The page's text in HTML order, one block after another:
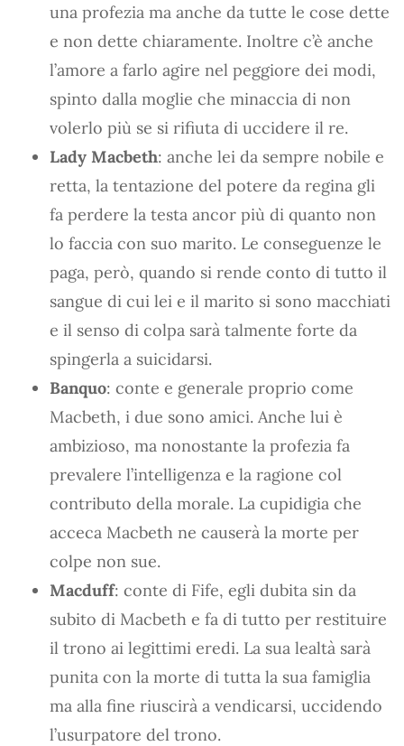
una profezia ma anche da tutte le cose dette
e non dette chiaramente. Inoltre c’è anche
l’amore a farlo agire nel peggiore dei modi,
spinto dalla moglie che minaccia di non
volerlo più se si rifiuta di uccidere il re.
Lady Macbeth: anche lei da sempre nobile e
retta, la tentazione del potere da regina gli
fa perdere la testa ancor più di quanto non
lo faccia con suo marito. Le conseguenze le
paga, però, quando si rende conto di tutto il
sangue di cui lei e il marito si sono macchiati
e il senso di colpa sarà talmente forte da
spingerla a suicidarsi.
Banquo: conte e generale proprio come
Macbeth, i due sono amici. Anche lui è
ambizioso, ma nonostante la profezia fa
prevalere l’intelligenza e la ragione col
contributo della morale. La cupidigia che
acceca Macbeth ne causerà la morte per
colpe non sue.
Macduff: conte di Fife, egli dubita sin da
subito di Macbeth e fa di tutto per restituire
il trono ai legittimi eredi. La sua lealtà sarà
punita con la morte di tutta la sua famiglia
ma alla fine riuscirà a vendicarsi, uccidendo
l’usurpatore del trono.